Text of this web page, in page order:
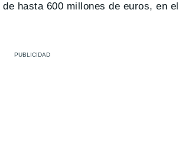
hasta 600 millones de euros, en